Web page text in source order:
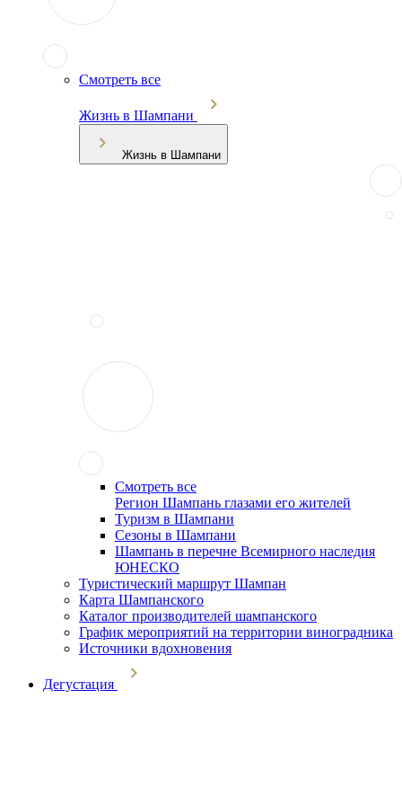
Смотреть все
Жизнь в Шампани
Жизнь в Шампани
Смотреть все
Регион Шампань глазами его жителей
Туризм в Шампани
Сезоны в Шампани
Шампань в перечне Всемирного наследия
ЮНЕСКО
Туристический маршрут Шампан
Карта Шампанского
Каталог производителей шампанского
График мероприятий на территории виноградника
Источники вдохновения
Дегустация